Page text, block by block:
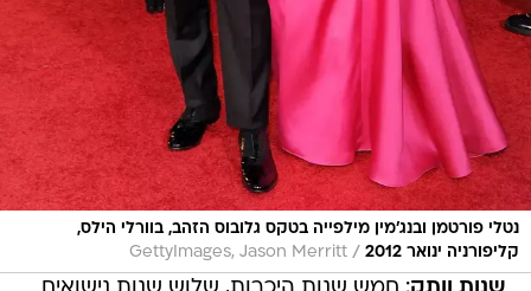
נטלי פורטמן ובנג'מין מילפייה בטקס גלובוס הזהב, בוורלי הילס,
קליפורניה ינואר 2012
/
GettyImages, Jason Merritt
שנות וותק: חמש שנות היכרות, שלוש שנות נישואים
וילד אחד